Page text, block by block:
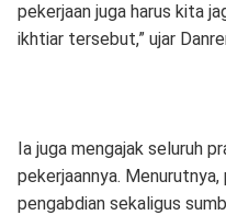
pekerjaan juga harus kita
ikhtiar tersebut,” ujar
Ia juga mengajak seluruh
pekerjaannya.
pengabdian sekaligus